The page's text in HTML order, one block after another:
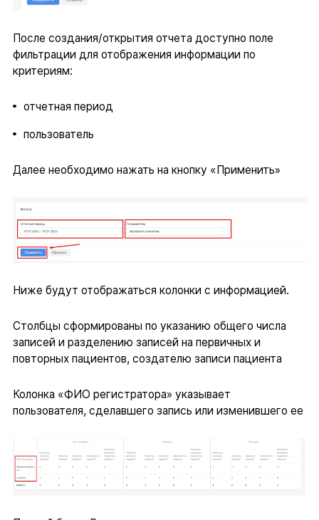
После создания/открытия отчета доступно поле
фильтрации для отображения информации по
критериям:
отчетная период
пользователь
Далее необходимо нажать на кнопку «Применить»
Ниже будут отображаться колонки с информацией.
Столбцы сформированы по указанию общего числа
записей и разделению записей на первичных и
повторных пациентов, создателю записи пациента
Колонка «ФИО регистратора» указывает
пользователя, сделавшего запись или изменившего ее